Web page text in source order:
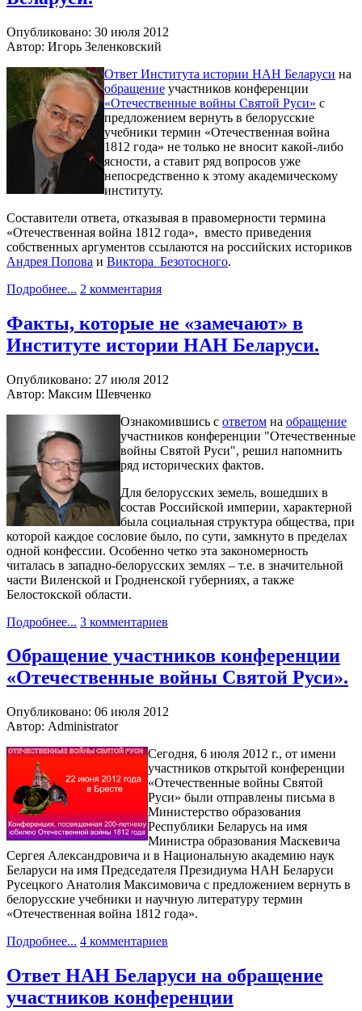
Опубликовано: 30 июля 2012
Автор: Игорь Зеленковский
Ответ Института истории НАН Беларуси на
обращение участников конференции
«Отечественные войны Святой Руси» с
предложением вернуть в белорусские
учебники термин «Отечественная война
1812 года» не только не вносит какой-либо
ясности, а ставит ряд вопросов уже
непосредственно к этому академическому
институту.
Составители ответа, отказывая в правомерности термина
«Отечественная война 1812 года», вместо приведения
собственных аргументов ссылаются на российских историков
Андрея Попова и Виктора Безотосного.
Подробнее... 2 комментария
Факты, которые не «замечают» в
Институте истории НАН Беларуси.
Опубликовано: 27 июля 2012
Автор: Максим Шевченко
Ознакомившись с ответом на обращение
участников конференции "Отечественные
войны Святой Руси", решил напомнить
ряд исторических фактов.
Для белорусских земель, вошедших в
состав Российской империи, характерной
была социальная структура общества, при
которой каждое сословие было, по сути, замкнуто в пределах
одной конфессии. Особенно четко эта закономерность
читалась в западно-белорусских землях – т.е. в значительной
части Виленской и Гродненской губерниях, а также
Белостокской области.
Подробнее... 3 комментариев
Обращение участников конференции
«Отечественные войны Святой Руси».
Опубликовано: 06 июля 2012
Автор: Administrator
Сегодня, 6 июля 2012 г., от имени
участников открытой конференции
«Отечественные войны Святой
Руси» были отправлены письма в
Министерство образования
Республики Беларусь на имя
Министра образования Маскевича
Сергея Александровича и в Национальную академию наук
Беларуси на имя Председателя Президиума НАН Беларуси
Русецкого Анатолия Максимовича с предложением вернуть в
белорусские учебники и научную литературу термин
«Отечественная война 1812 года».
Подробнее... 4 комментариев
Ответ НАН Беларуси на обращение
участников конференции